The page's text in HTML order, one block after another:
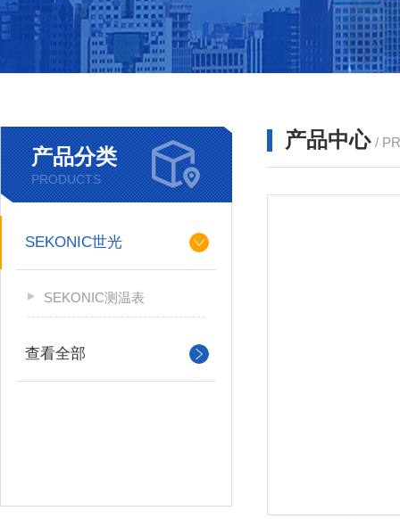
产品分类
PRODUCTS
SEKONIC世光
SEKONIC测温表
查看全部
产品中心 /